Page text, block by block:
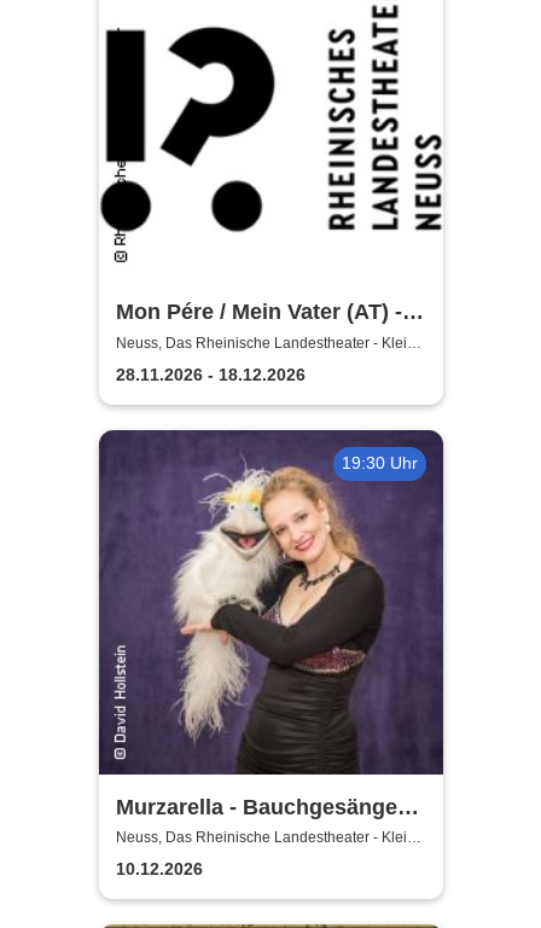
Mon Pére / Mein Vater (AT) -
Rheinisches Landestheater
Neuss
Neuss, Das Rheinische Landestheater - Kleine
Bühne
28.11.2026 - 18.12.2026
19:30 Uhr
Murzarella - Bauchgesänge
und andere Ungereimtheiten
Neuss, Das Rheinische Landestheater - Kleine
Bühne
10.12.2026